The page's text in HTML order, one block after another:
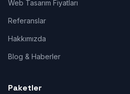
Web Tasarım Fiyatları
Referanslar
Hakkımızda
Blog & Haberler
Paketler